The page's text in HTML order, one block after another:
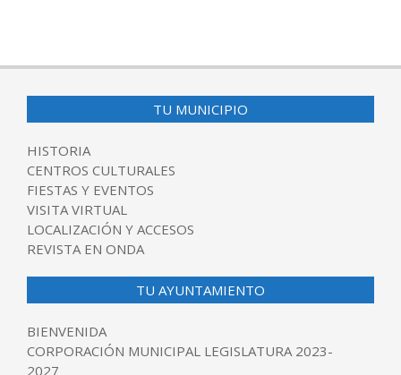
TU MUNICIPIO
HISTORIA
CENTROS CULTURALES
FIESTAS Y EVENTOS
VISITA VIRTUAL
LOCALIZACIÓN Y ACCESOS
REVISTA EN ONDA
TU AYUNTAMIENTO
BIENVENIDA
CORPORACIÓN MUNICIPAL LEGISLATURA 2023-
2027